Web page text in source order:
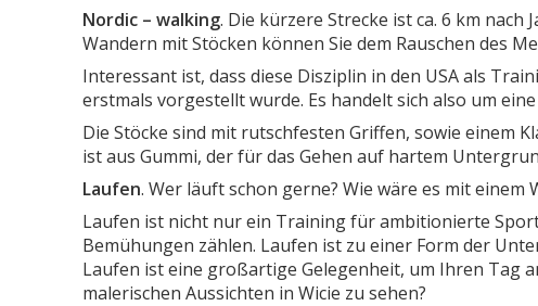
Nordic – walking. Die kürzere Strecke ist ca. 6 km nach
Wandern mit Stöcken können Sie dem Rauschen des
Interessant ist, dass diese Disziplin in den USA als
erstmals vorgestellt wurde. Es handelt sich also um
Die Stöcke sind mit rutschfesten Griffen, sowie einem
ist aus Gummi, der für das Gehen auf hartem
Laufen. Wer läuft schon gerne? Wie wäre es mit
Laufen ist nicht nur ein Training für ambitionierte
Bemühungen zählen. Laufen ist zu einer Form der
Laufen ist eine großartige Gelegenheit, um Ihren Tag
malerischen Aussichten in Wicie zu sehen?